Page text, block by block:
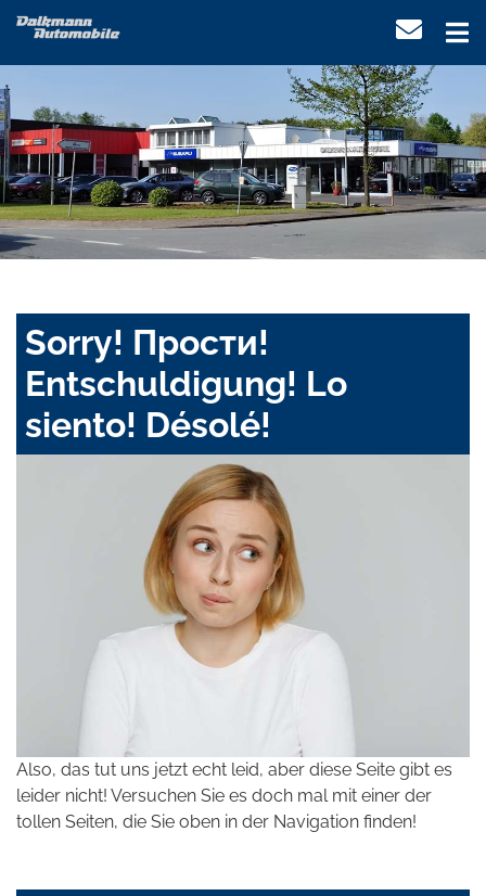
Sorry! Прости!
Entschuldigung! Lo
siento! Désolé!
Also, das tut uns jetzt echt leid, aber diese Seite gibt es
leider nicht! Versuchen Sie es doch mal mit einer der
tollen Seiten, die Sie oben in der Navigation finden!